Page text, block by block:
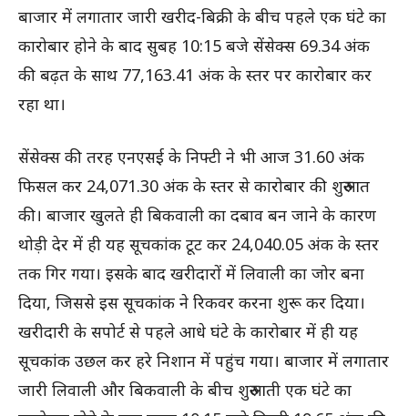
बाजार में लगातार जारी खरीद-बिक्री के बीच पहले एक घंटे का
कारोबार होने के बाद सुबह 10:15 बजे सेंसेक्स 69.34 अंक
की बढ़त के साथ 77,163.41 अंक के स्तर पर कारोबार कर
रहा था।
सेंसेक्स की तरह एनएसई के निफ्टी ने भी आज 31.60 अंक
फिसल कर 24,071.30 अंक के स्तर से कारोबार की शुरुआत
की। बाजार खुलते ही बिकवाली का दबाव बन जाने के कारण
थोड़ी देर में ही यह सूचकांक टूट कर 24,040.05 अंक के स्तर
तक गिर गया। इसके बाद खरीदारों में लिवाली का जोर बना
दिया, जिससे इस सूचकांक ने रिकवर करना शुरू कर दिया।
खरीदारी के सपोर्ट से पहले आधे घंटे के कारोबार में ही यह
सूचकांक उछल कर हरे निशान में पहुंच गया। बाजार में लगातार
जारी लिवाली और बिकवाली के बीच शुरुआती एक घंटे का